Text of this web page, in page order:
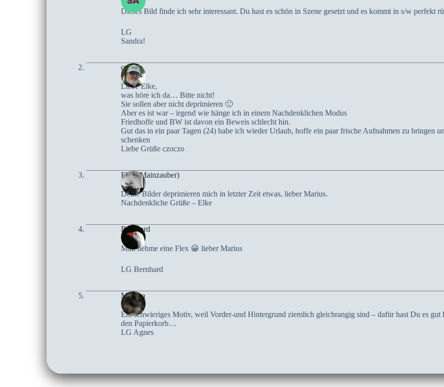
Dieses Bild finde ich sehr interessant. Du hast es schön in Szene gesetzt und es kommt in s/w perfekt
LG
Sandra!
czoczo
Liebe Elke,
was höre ich da… Bitte nicht!
Sie sollen aber nicht deprimieren 🙁
Aber es ist war – irgend wie hänge ich in einem Nachdenklichen Modus
Friedhoffe und BW ist davon ein Beweis schlecht hin.
Gut das in ein paar Tagen (24) habe ich wieder Urlaub, hoffe ein paar frische Aufnahmen zu bringen
schenken
Liebe Grüße czoczo
Elke (Mainzauber)
Deine Bilder deprimieren mich in letzter Zeit etwas, lieber Marius.
Nachdenkliche Grüße – Elke
Bernhard
Man nehme eine Flex 😀 lieber Marius
LG Bernhard
Mascha
Ein schwieriges Motiv, weil Vorder-und Hintergrund ziemlich gleichrangig sind – dafür hast Du es
den Papierkorb…
LG Agnes